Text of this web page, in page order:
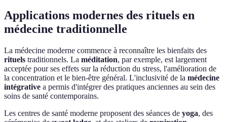
Applications modernes des rituels en
médecine traditionnelle
La médecine moderne commence à reconnaître les bienfaits des
rituels traditionnels. La méditation, par exemple, est largement
acceptée pour ses effets sur la réduction du stress, l'amélioration de
la concentration et le bien-être général. L'inclusivité de la médecine
intégrative a permis d'intégrer des pratiques anciennes au sein des
soins de santé contemporains.
Les centres de santé moderne proposent des séances de yoga, des